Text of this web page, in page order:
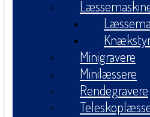
Minigravere
Minilæssere
Rendegravere